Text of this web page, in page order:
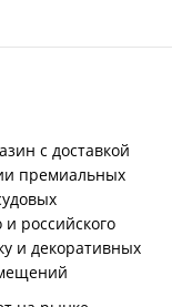
с доставкой
премиальных
российского
и декоративных